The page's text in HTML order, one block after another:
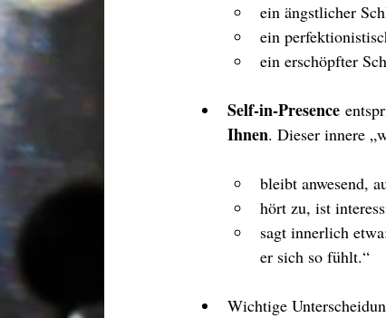
ein ängstlicher
ein
ein erschöpfter
Self-in-Presence
Ihnen. Dieser innere
bleibt anwesend,
hört zu, ist
sagt innerlich
er sich so fühlt.“
Wichtige